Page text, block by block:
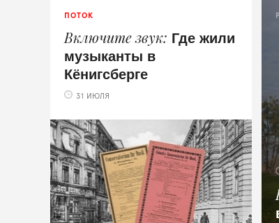
ПОТОК
Включите звук Где жили
музыканты в
Кёнигсберге
31 ИЮЛЯ